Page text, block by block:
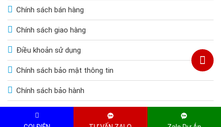
Chính sách bán hàng
Chính sách giao hàng
Điều khoản sử dụng
Chính sách bảo mật thông tin
Chính sách bảo hành